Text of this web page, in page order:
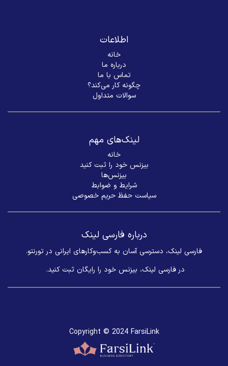
اطلاعات
خانه
درباره ما
تماس با ما
چگونه کار می‌کند؟
سوالات متداول
لینک‌های مهم
خانه
بیزنس خود را ثبت کنید
بیزنس‌ها
شرایط و ضوابط
سیاست حفظ حریم خصوصی
درباره فارسی لینک
فارسی لینک، دسترسی آسان به کسب‌وکارهای ایرانی در تورنتو.
در فارسی لینک، بیزنس خود را رایگان ثبت کنید. ​
Copyright © 2024 FarsiLink